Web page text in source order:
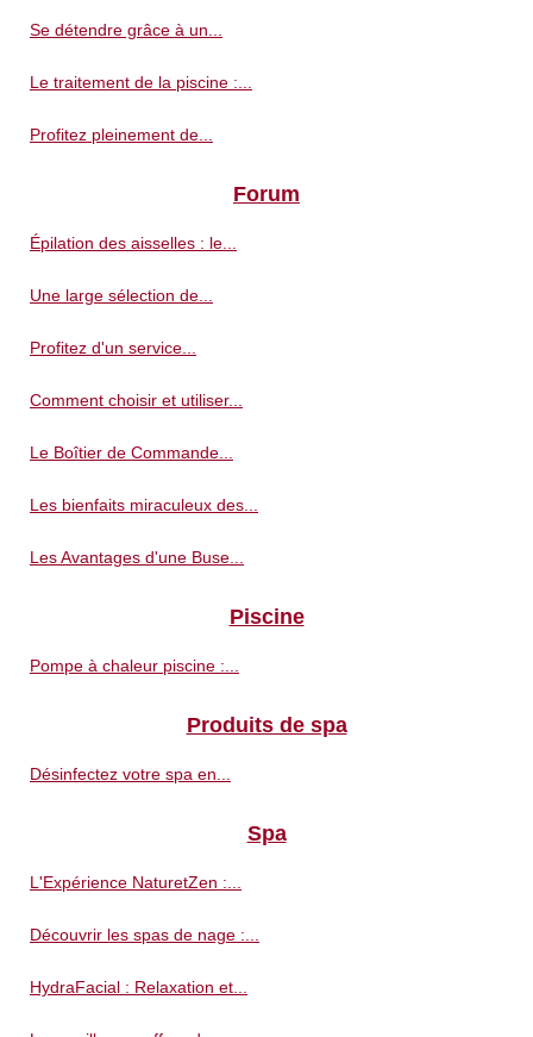
Se détendre grâce à un...
Le traitement de la piscine :...
Profitez pleinement de...
Forum
Épilation des aisselles : le...
Une large sélection de...
Profitez d'un service...
Comment choisir et utiliser...
Le Boîtier de Commande...
Les bienfaits miraculeux des...
Les Avantages d'une Buse...
Piscine
Pompe à chaleur piscine :...
Produits de spa
Désinfectez votre spa en...
Spa
L'Expérience NaturetZen :...
Découvrir les spas de nage :...
HydraFacial : Relaxation et...